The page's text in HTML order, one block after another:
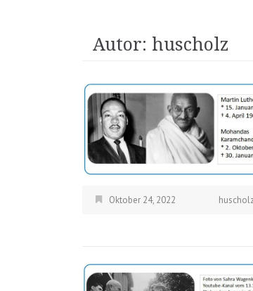
Autor: huscholz
Oktober 24, 2022